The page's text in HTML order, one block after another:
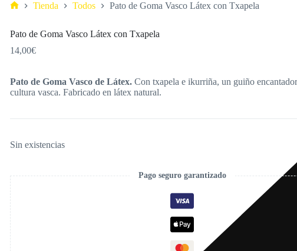
Tienda Todos Pato de Goma Vasco Látex con Txapela
Pato de Goma Vasco Látex con Txapela
14,00€
Pato de Goma Vasco de Látex.Con txapela e ikurriña, un guiño
cultura vasca. Fabricado en látex natural.
Sin existencias
Pago seguro garantizado